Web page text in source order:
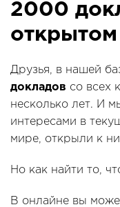
2000
открытом
Друзья, в нашей
докладов со всех
несколько лет. И
интересами в
мире, открыли к
Но как найти то,
В онлайне вы